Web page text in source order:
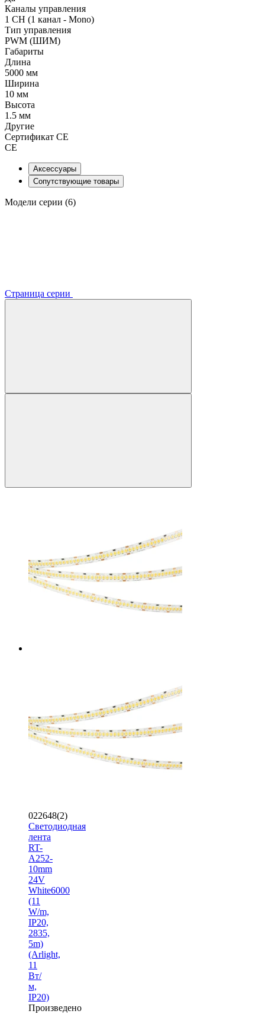
Каналы управления
1 CH (1 канал - Mono)
Тип управления
PWM (ШИМ)
Габариты
Длина
5000 мм
Ширина
10 мм
Высота
1.5 мм
Другие
Сертификат CE
CE
Аксессуары
Сопутствующие товары
Модели серии (6)
Страница серии
022648(2)
Светодиодная
лента
RT-
A252-
10mm
24V
White6000
(11
W/m,
IP20,
2835,
5m)
(Arlight,
11
Вт/
м,
IP20)
Произведено